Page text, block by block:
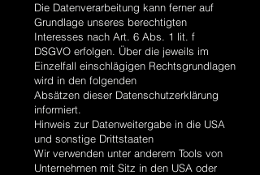
Die Datenverarbeitung kann ferner auf
Grundlage unseres berechtigten
Interesses nach Art. 6 Abs. 1 lit. f
DSGVO erfolgen. Über die jeweils im
Einzelfall einschlägigen Rechtsgrundlagen
wird in den folgenden
Absätzen dieser Datenschutzerklärung
informiert.
Hinweis zur Datenweitergabe in die USA
und sonstige Drittstaaten
Wir verwenden unter anderem Tools von
Unternehmen mit Sitz in den USA oder